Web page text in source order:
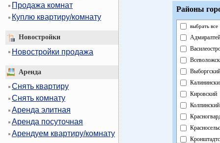
Продажа комнат
Куплю квартиру/комнату
Новостройки
Новостройки продажа
Аренда
Снять квартиру
Снять комнату
Аренда элитная
Аренда посуточная
Арендуем квартиру/комнату
Районы
выбрать все
Выборгский
Кировский
Колпинский